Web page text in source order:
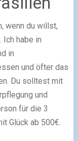
wenn du willst,
Ich habe in
in
und öfter das
Du solltest mit
und
für die 3
Glück ab 500€.